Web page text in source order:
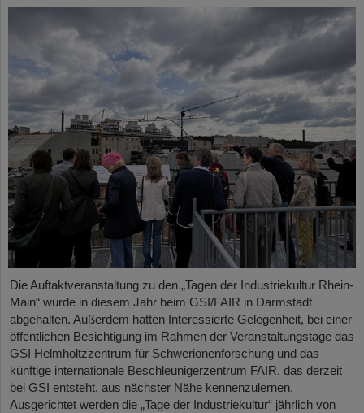
Die Auftaktveranstaltung zu den „Tagen der Industriekultur Rhein-
Main“ wurde in diesem Jahr beim GSI/FAIR in Darmstadt
abgehalten. Außerdem hatten Interessierte Gelegenheit, bei einer
öffentlichen Besichtigung im Rahmen der Veranstaltungstage das
GSI Helmholtzzentrum für Schwerionenforschung und das
künftige internationale Beschleunigerzentrum FAIR, das derzeit
bei GSI entsteht, aus nächster Nähe kennenzulernen.
Ausgerichtet werden die „Tage der Industriekultur“ jährlich von